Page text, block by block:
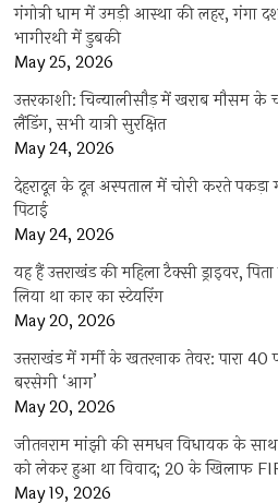
गंगोत्री धाम में उमड़ी आस्था की लहर, गंगा
भागीरथी में डुबकी
May 25, 2026
उत्तरकाशी: चिन्यालीसौड़ में खराब मौसम
लैंडिंग, सभी यात्री सुरक्षित
May 24, 2026
देहरादून के दून अस्पताल में चोरी करते पकड़ा
पिटाई
May 24, 2026
यह हैं उत्तराखंड की महिला टैक्सी ड्राइवर,
लिया था कार का स्टेयरिंग
May 20, 2026
उत्तराखंड में गर्मी के खतरनाक तेवर: पारा
बरसेगी ‘आग’
May 20, 2026
जीतनराम मांझी की समधन विधायक के
को लेकर हुआ था विवाद; 20 के खिलाफ
May 19, 2026